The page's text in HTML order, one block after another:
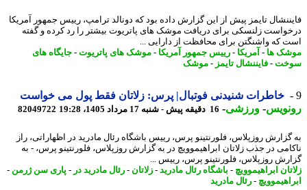
تایمز پیش از این گزارش داده بود که دونالد ترامپ، رییس جمهور آمریکا
زلنسکی برای دریافت موشک های پاتریوت بیشتر را رد کرده و گفته
که واشنگتن برای محافظت از دارایی ...
ها- آمریکا- رییس جمهور آمریکا- موشک های پاتریوت -جایگاه های
-فایننشال تایمز-موشک
خاطرات شنیدنی فوتبال| پرس: زلاتان فقط پول می خواست
-ورزشی-16 دقیقه پیش - شنبه 17 مرداد 1405، 19:28 82049722
روزپلاس، فلورنتینو پرس، رییس باشگاه رئال مادرید در اظهاراتی، راز
در جذب زلاتان ابراهیموویچ در به گزارش روزپلاس، فلورنتینو پرس، - به
روزپلاس، فلورنتینو پرس، رییس ...
ابراهیموویچ-باشگاه رئال مادرید- زلاتان-رئال مادرید در- پاری سن ژرمن -
-رئال مادرید